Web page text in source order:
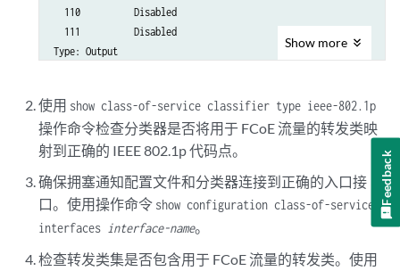
  110          Disabled
  111          Disabled
Type: Output
               5
Show more
使用 show class-of-service classifier type ieee-802.1p
操作命令检查分类器是否将用于 FCoE 流量的转发类映
射到正确的 IEEE 802.1p 代码点。
确保拥塞通知配置文件和分类器连接到正确的入口接
口。使用操作命令 show configuration class-of-service
interfaces interface-name。
检查转发类集是否包含用于 FCoE 流量的转发类。使用
Feedback